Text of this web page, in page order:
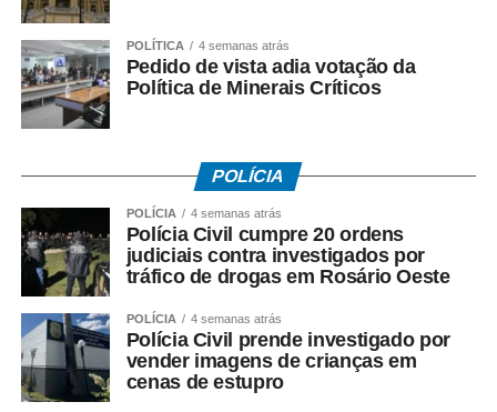
(ponteiros); Flávio, Judson, Pinta e Barreto (centrais); e
Maique e Pureza (líberos).
Os demais confrontos das quartas reunirão Estados
Unidos (1º) e China – embora fora zona de classificação,
fase final); a tricampeã Itália (2º) contra Holanda; e
Turquia (4ª) contra Canadá (5ª).
[Post Instagram]
Jogos das quartas do torneio
feminino
POLÍTICA 4 semanas atrás
Pedido de vista adia votação da
Política de Minerais Críticos
POLÍCIA
POLÍCIA 4 semanas atrás
Polícia Civil cumpre 20 ordens
judiciais contra investigados por
tráfico de drogas em Rosário Oeste
POLÍCIA 4 semanas atrás
Polícia Civil prende investigado por
vender imagens de crianças em
cenas de estupro